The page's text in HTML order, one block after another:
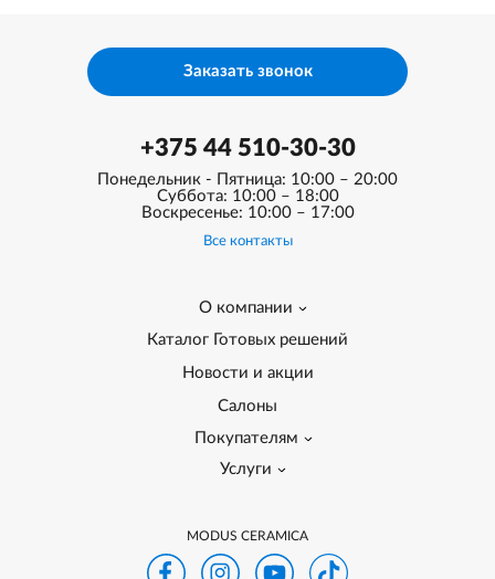
+375 44 510-30-30
Понедельник - Пятница: 10:00 – 20:00
Суббота: 10:00 – 18:00
Воскресенье: 10:00 – 17:00
Все контакты
О компании
Каталог Готовых решений
Новости и акции
Салоны
Покупателям
Услуги
Заказать звонок
MODUS CERAMICA